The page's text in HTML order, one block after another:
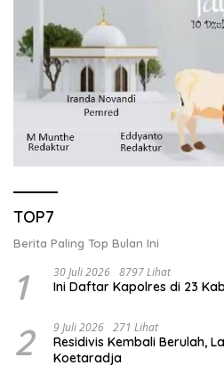
TOP7
Berita Paling Top Bulan Ini
1 30 Juli 2026 8797 Lihat
Ini Daftar Kapolres di 23
2 9 Juli 2026 271 Lihat
Residivis Kembali Berulah,
Koetaradja